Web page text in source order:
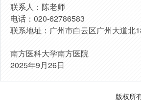
联系人：陈老师
电话：020-62786583
联系地址：广州市白云区广州大道北
南方医科大学南方医院
2025年9月26日
版权所